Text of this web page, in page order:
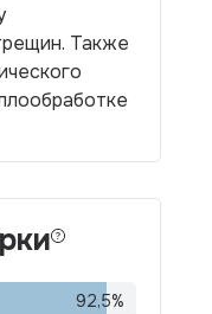
Также
92,5%